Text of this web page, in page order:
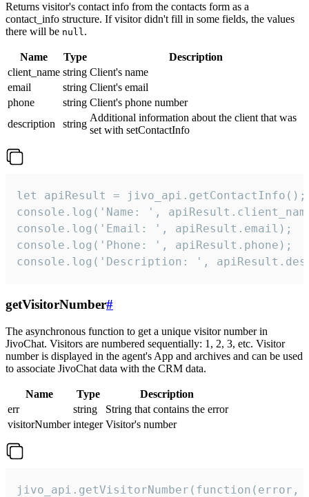
Returns visitor's contact info from the contacts form as a
contact_info structure. If visitor didn't fill in some fields, the values
there will be null.
Name Type
Description
client_name string Client's name
email
string Client's email
phone
string Client's phone number
description
string
Additional information about the client that was
set with setContactInfo
let apiResult = jivo_api.getContactInfo();
console.log('Name: ',
console.log('Email: ', apiResult.email);
console.log('Phone: ', apiResult.phone);
console.log('Description: ',
getVisitorNumber#
The asynchronous function to get a unique visitor number in
JivoChat. Visitors are numbered sequentially: 1, 2, 3, etc. Visitor
number is displayed in the agent's App and archives and can be used
to associate JivoChat data with the CRM data.
Name Type
Description
err
string
String that contains the error
visitorNumber integer Visitor's number
jivo_api.getVisitorNumber(function(error,